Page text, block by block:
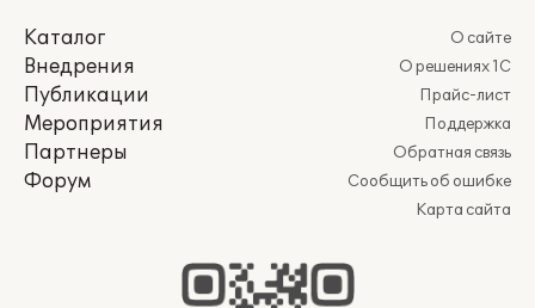
Каталог
Внедрения
Публикации
Мероприятия
Партнеры
Форум
О сайте
О решениях 1С
Прайс-лист
Поддержка
Обратная связь
Сообщить об ошибке
Карта сайта